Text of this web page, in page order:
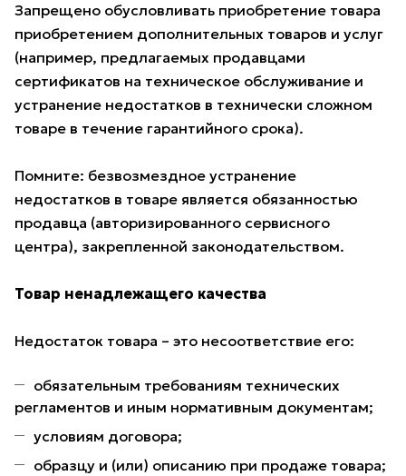
Запрещено обусловливать приобретение товара
приобретением дополнительных товаров и услуг
(например, предлагаемых продавцами
сертификатов на техническое обслуживание и
устранение недостатков в технически сложном
товаре в течение гарантийного срока).
Помните: безвозмездное устранение
недостатков в товаре является обязанностью
продавца (авторизированного сервисного
центра), закрепленной законодательством.
Товар ненадлежащего качества
Недостаток товара – это несоответствие его:
обязательным требованиям технических
регламентов и иным нормативным документам;
условиям договора;
образцу и (или) описанию при продаже товара;